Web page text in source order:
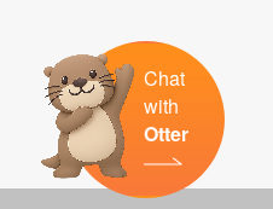
Chat
with
Otter